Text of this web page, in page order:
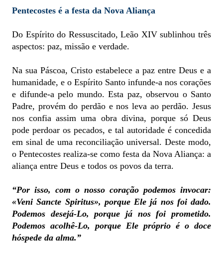
Pentecostes é a festa da Nova Aliança
Do Espírito do Ressuscitado, Leão XIV sublinhou três
aspectos: paz, missão e verdade.
Na sua Páscoa, Cristo estabelece a paz entre Deus e a
humanidade, e o Espírito Santo infunde-a nos corações
e difunde-a pelo mundo. Esta paz, observou o Santo
Padre, provém do perdão e nos leva ao perdão. Jesus
nos confia assim uma obra divina, porque só Deus
pode perdoar os pecados, e tal autoridade é concedida
em sinal de uma reconciliação universal. Deste modo,
o Pentecostes realiza-se como festa da Nova Aliança: a
aliança entre Deus e todos os povos da terra.
“Por isso, com o nosso coração podemos invocar:
«Veni Sancte Spiritus», porque Ele já nos foi dado.
Podemos desejá-Lo, porque já nos foi prometido.
Podemos acolhê-Lo, porque Ele próprio é o doce
hóspede da alma.”